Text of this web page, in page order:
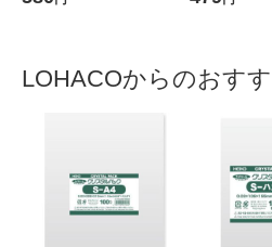
LOHACOからのおす